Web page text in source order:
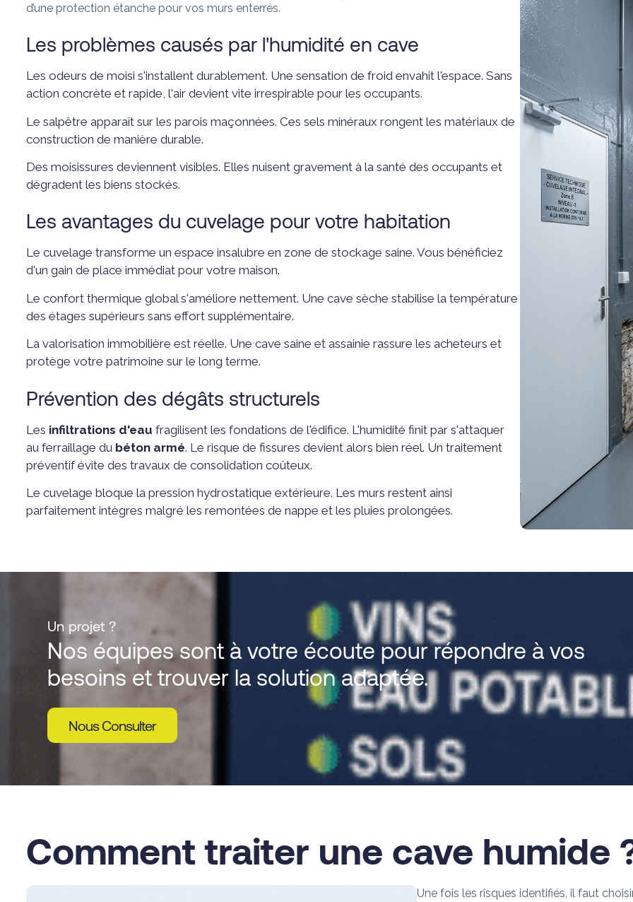
d’une protection étanche pour vos murs enterrés.
Les problèmes causés par l'humidité en cave
Les odeurs de moisi s'installent durablement. Une sensation de froid envahit l'espace. Sans
action concrète et rapide, l'air devient vite irrespirable pour les occupants.
Le salpêtre apparaît sur les parois maçonnées. Ces sels minéraux rongent les matériaux de
construction de manière durable.
Des moisissures deviennent visibles. Elles nuisent gravement à la santé des occupants et
dégradent les biens stockés.
Les avantages du cuvelage pour votre habitation
Le cuvelage transforme un espace insalubre en zone de stockage saine. Vous bénéficiez
d'un gain de place immédiat pour votre maison.
Le confort thermique global s'améliore nettement. Une cave sèche stabilise la température
des étages supérieurs sans effort supplémentaire.
La valorisation immobilière est réelle. Une cave saine et assainie rassure les acheteurs et
protège votre patrimoine sur le long terme.
Prévention des dégâts structurels
Les infiltrations d'eau fragilisent les fondations de l'édifice. L'humidité finit par s'attaquer
au ferraillage du béton armé. Le risque de fissures devient alors bien réel. Un traitement
préventif évite des travaux de consolidation coûteux.
Le cuvelage bloque la pression hydrostatique extérieure. Les murs restent ainsi
parfaitement intègres malgré les remontées de nappe et les pluies prolongées.
Un projet ?
Nos équipes sont à votre écoute pour répondre à vos
besoins et trouver la solution adaptée.
Nous Consulter
Comment traiter une cave humide
Une fois les risques identifiés, il faut